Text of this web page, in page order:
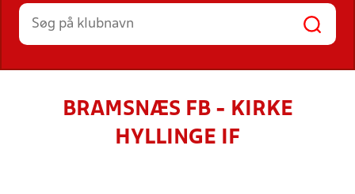
HOLD
BRAMSNÆS FB - KIRKE
HYLLINGE IF